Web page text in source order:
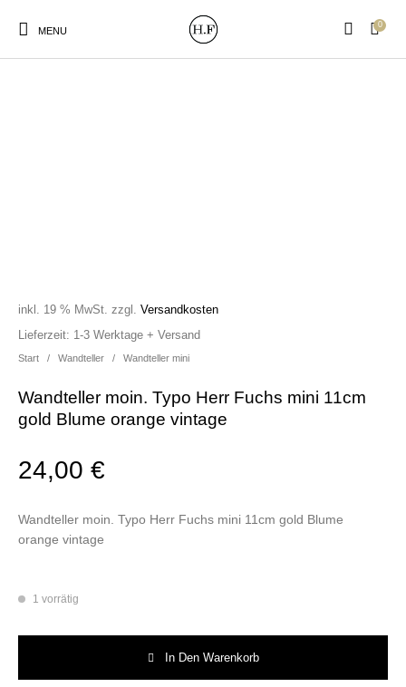
MENU
0
Poster&Notizbücher
für den Kopf
Start / Wandteller / Wandteller mini
Wandteller moin. Typo Herr Fuchs mini 11cm
gold Blume orange vintage
24,00€
inkl. 19 % MwSt. zzgl.Versandkosten
Wandteller moin. Typo Herr Fuchs mini 11cm gold Blume
orange vintage
Lieferzeit: 1-3 Werktage + Versand
1 vorrätig
In Den Warenkorb